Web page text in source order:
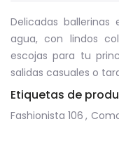
Delicadas
agua, con lindos
escojas para tu
salidas casuales o
Etiquetas de
Fashionista 106 ,